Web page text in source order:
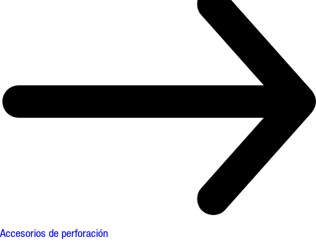
Accesorios de perforación